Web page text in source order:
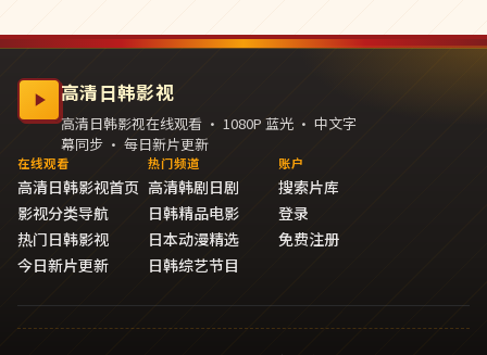
高清日韩影视
高清日韩影视在线观看 · 1080P 蓝光 · 中文字
幕同步 · 每日新片更新
在线观看
高清日韩影视首页
影视分类导航
热门日韩影视
今日新片更新
热门频道
高清韩剧日剧
日韩精品电影
日本动漫精选
日韩综艺节目
账户
搜索片库
登录
免费注册